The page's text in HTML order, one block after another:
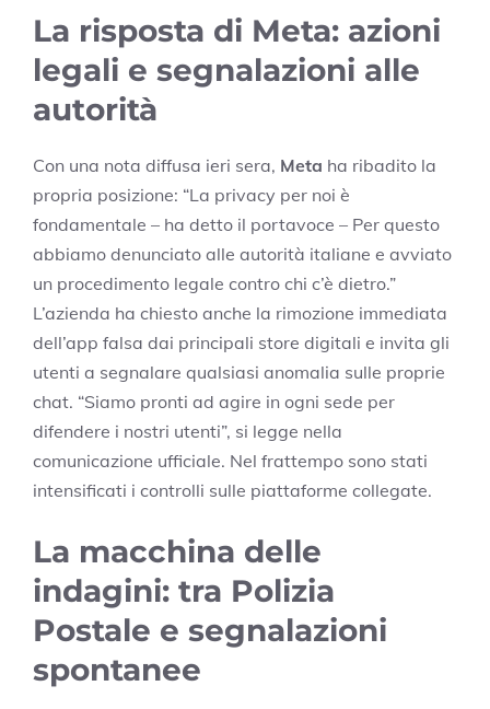
La risposta di Meta: azioni
legali e segnalazioni alle
autorità
Con una nota diffusa ieri sera, Meta ha ribadito la
propria posizione: “La privacy per noi è
fondamentale – ha detto il portavoce – Per questo
abbiamo denunciato alle autorità italiane e avviato
un procedimento legale contro chi c’è dietro.”
L’azienda ha chiesto anche la rimozione immediata
dell’app falsa dai principali store digitali e invita gli
utenti a segnalare qualsiasi anomalia sulle proprie
chat. “Siamo pronti ad agire in ogni sede per
difendere i nostri utenti”, si legge nella
comunicazione ufficiale. Nel frattempo sono stati
intensificati i controlli sulle piattaforme collegate.
La macchina delle
indagini: tra Polizia
Postale e segnalazioni
spontanee